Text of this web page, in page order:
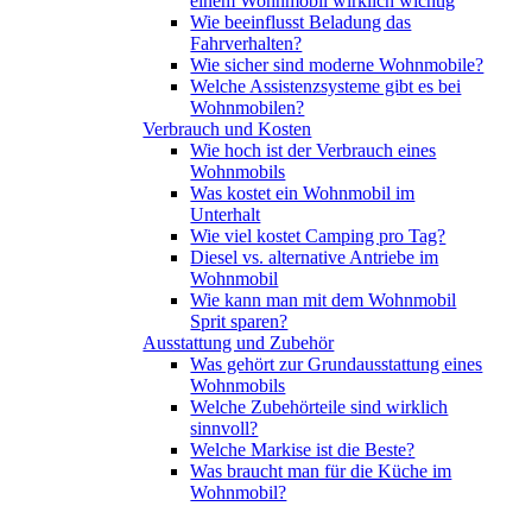
Wie beeinflusst Beladung das
Fahrverhalten?
Wie sicher sind moderne Wohnmobile?
Welche Assistenzsysteme gibt es bei
Wohnmobilen?
Verbrauch und Kosten
Wie hoch ist der Verbrauch eines
Wohnmobils
Was kostet ein Wohnmobil im
Unterhalt
Wie viel kostet Camping pro Tag?
Diesel vs. alternative Antriebe im
Wohnmobil
Wie kann man mit dem Wohnmobil
Sprit sparen?
Ausstattung und Zubehör
Was gehört zur Grundausstattung eines
Wohnmobils
Welche Zubehörteile sind wirklich
sinnvoll?
Welche Markise ist die Beste?
Was braucht man für die Küche im
Wohnmobil?